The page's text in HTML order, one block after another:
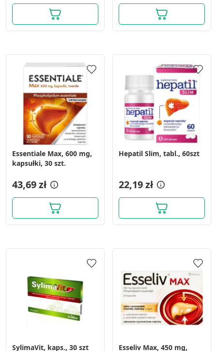
Essentiale Max, 600 mg,
kapsułki, 30 szt.
43,69 zł
Hepatil Slim, tabl., 60szt
22,19 zł
SylimaVit, kaps., 30 szt
Esseliv Max, 450 mg,